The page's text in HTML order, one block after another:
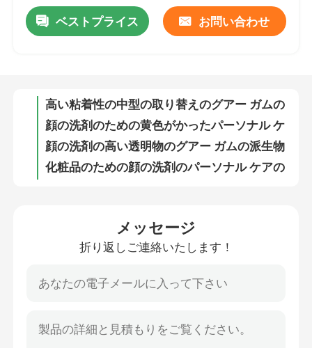
ビデオ
工場見学
品質管理
ベストプライス お問い合わせ
高い粘着性の中型の取り替えのグアー ガムのゲル化剤のシャワーのゲルの濃厚剤
皮のための優秀な中型の粘着性のゲル化剤の化粧品のシャワーのゲルのグアー ガム
シャワーのゲルの化粧品の中型の透明物のゲル化剤の寒天の年長のグアー ガム
メッセージ
折り返しご連絡いたします！